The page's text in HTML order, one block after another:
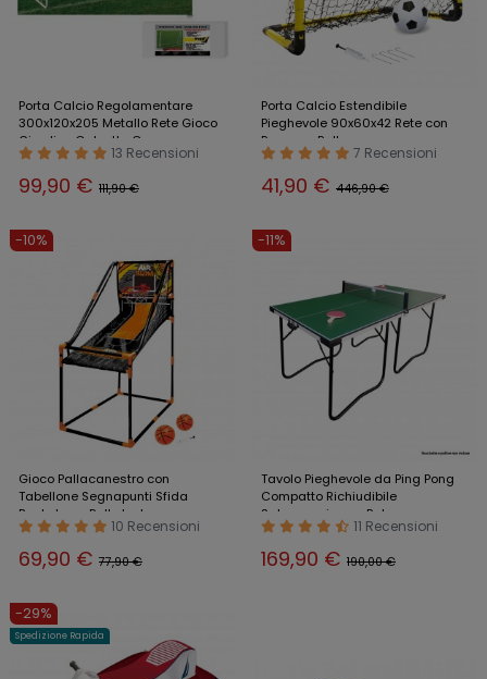
Porta Calcio Regolamentare
300x120x205 Metallo Rete Gioco
Giardino Calcetto Casa
13 Recensioni
99,90 € 111,90 €
Porta Calcio Estendibile
Pieghevole 90x60x42 Rete con
Pompa e Palla
7 Recensioni
41,90 € 446,90 €
-10%
Gioco Pallacanestro con
Tabellone Segnapunti Sfida
Basket con Palle Incluse
10 Recensioni
69,90 € 77,90 €
-11%
Tavolo Pieghevole da Ping Pong
Compatto Richiudibile
Salvaspazio con Rete
11 Recensioni
169,90 € 190,00 €
-29%
Spedizione Rapida